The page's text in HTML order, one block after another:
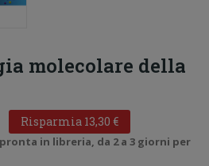
molecolare della
Risparmia 13,30 €
in libreria, da 2 a 3 giorni per